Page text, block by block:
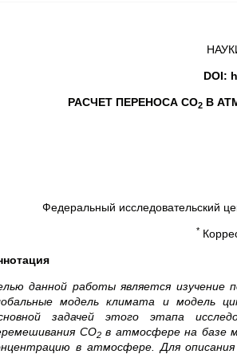
DOI:
РАСЧЕТ ПЕРЕНОСА CO2 В
Федеральный исследовательский
*
данной работы является изучение
модель климата и модель
задачей этого этапа
CO2в атмосфере на базе
в атмосфере. Для